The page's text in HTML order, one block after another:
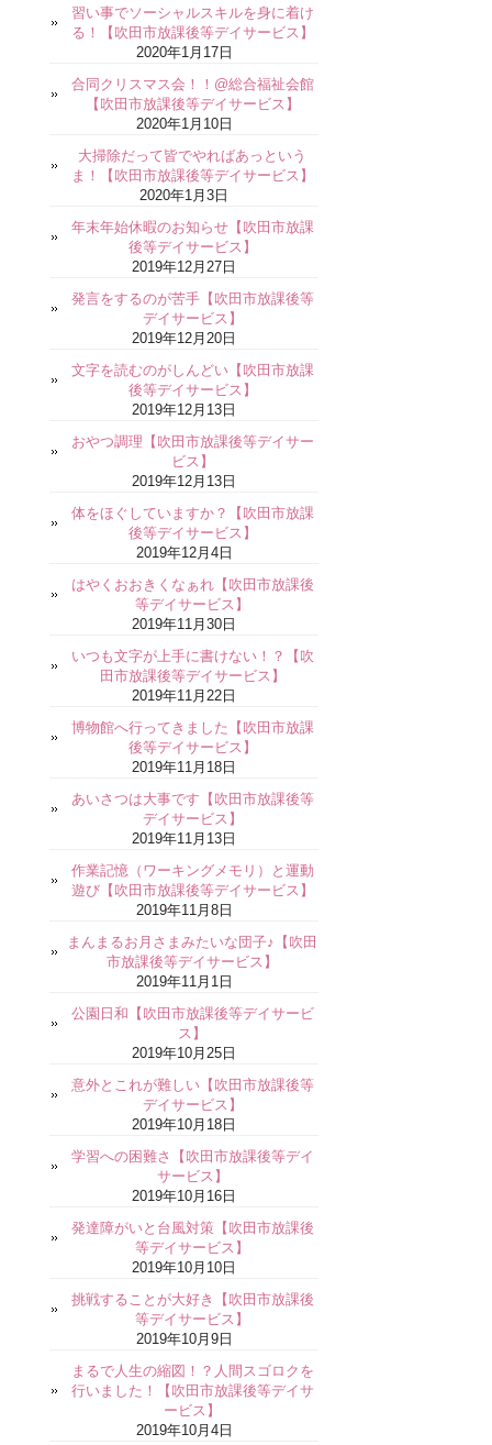
習い事でソーシャルスキルを身に着け
る！【吹田市放課後等デイサービス】
2020年1月17日
合同クリスマス会！！@総合福祉会館
【吹田市放課後等デイサービス】
2020年1月10日
大掃除だって皆でやればあっという
ま！【吹田市放課後等デイサービス】
2020年1月3日
年末年始休暇のお知らせ【吹田市放課
後等デイサービス】
2019年12月27日
発言をするのが苦手【吹田市放課後等
デイサービス】
2019年12月20日
文字を読むのがしんどい【吹田市放課
後等デイサービス】
2019年12月13日
おやつ調理【吹田市放課後等デイサー
ビス】
2019年12月13日
体をほぐしていますか？【吹田市放課
後等デイサービス】
2019年12月4日
はやくおおきくなぁれ【吹田市放課後
等デイサービス】
2019年11月30日
いつも文字が上手に書けない！？【吹
田市放課後等デイサービス】
2019年11月22日
博物館へ行ってきました【吹田市放課
後等デイサービス】
2019年11月18日
あいさつは大事です【吹田市放課後等
デイサービス】
2019年11月13日
作業記憶（ワーキングメモリ）と運動
遊び【吹田市放課後等デイサービス】
2019年11月8日
まんまるお月さまみたいな団子♪【吹田
市放課後等デイサービス】
2019年11月1日
公園日和【吹田市放課後等デイサービ
ス】
2019年10月25日
意外とこれが難しい【吹田市放課後等
デイサービス】
2019年10月18日
学習への困難さ【吹田市放課後等デイ
サービス】
2019年10月16日
発達障がいと台風対策【吹田市放課後
等デイサービス】
2019年10月10日
挑戦することが大好き【吹田市放課後
等デイサービス】
2019年10月9日
まるで人生の縮図！？人間スゴロクを
行いました！【吹田市放課後等デイサ
ービス】
2019年10月4日